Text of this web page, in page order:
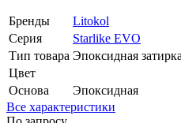
Бренды
Litokol
Серия
Starlike EVO
Тип товара Эпоксидная затирка
Цвет
Основа
Эпоксидная
Все характеристики